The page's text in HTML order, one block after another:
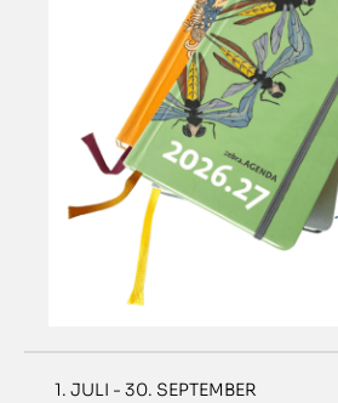
1. JULI - 30. SEPTEMBER